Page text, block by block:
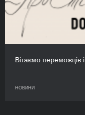
Вітаємо
НОВИНИ